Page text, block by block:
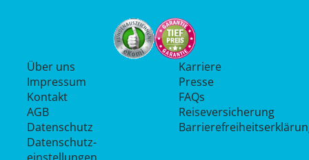
Über uns
Impressum
Kontakt
AGB
Datenschutz
Datenschutz­
Karriere
Presse
FAQs
Reiseversicherung